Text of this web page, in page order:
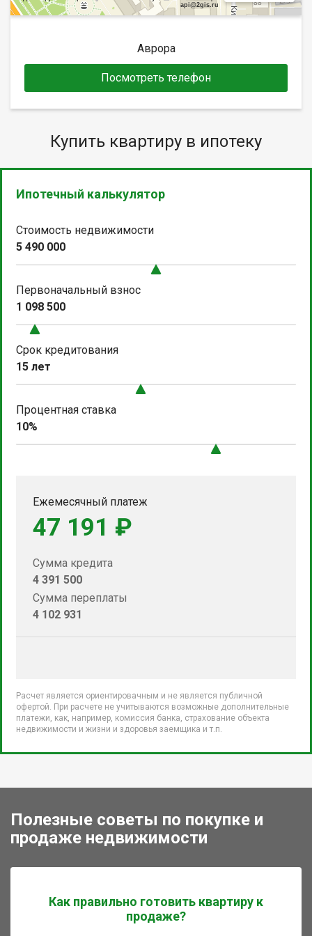
api@2gis.ru
Аврора
Посмотреть телефон
Купить квартиру в ипотеку
Ипотечный калькулятор
Стоимость недвижимости
5 490 000
Первоначальный взнос
1 098 500
Срок кредитования
15 лет
Процентная ставка
10%
Ежемесячный платеж
47 191 ₽
Сумма кредита
4 391 500
Сумма переплаты
4 102 931
Расчет является ориентировачным и не является публичной
офертой. При расчете не учитываются возможные дополнительные
платежи, как, например, комиссия банка, страхование объекта
недвижимости и жизни и здоровья заемщика и т.п.
Полезные советы по покупке и
продаже недвижимости
Как правильно готовить квартиру к
продаже?